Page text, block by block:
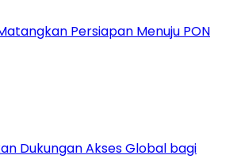
Persiapan Menuju PON
Dukungan Akses Global bagi